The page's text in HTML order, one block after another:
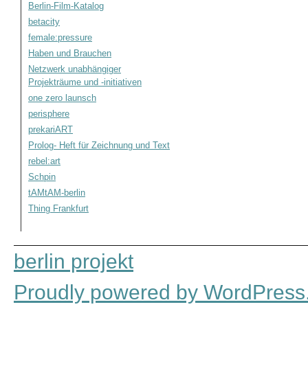
Berlin-Film-Katalog
betacity
female:pressure
Haben und Brauchen
Netzwerk unabhängiger
Projekträume und -initiativen
one zero launsch
perisphere
prekariART
Prolog- Heft für Zeichnung und Text
rebel:art
Schpin
tAMtAM-berlin
Thing Frankfurt
berlin projekt
Proudly powered by